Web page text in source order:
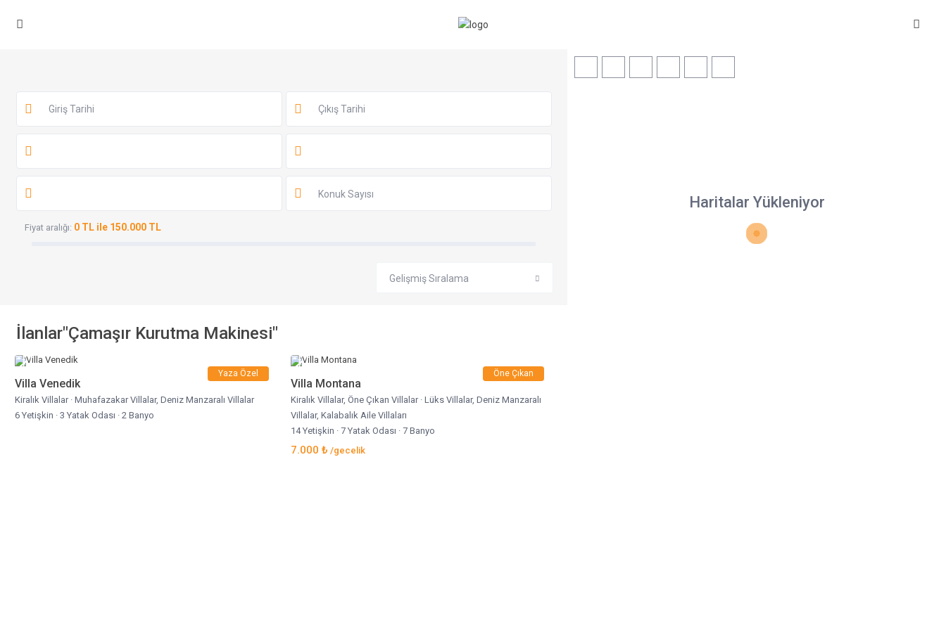
Haritalar Yükleniyor
Konuk Sayısı
Fiyat aralığı: 0 TL ile 150.000 TL
Gelişmiş Sıralama
İlanlar"Çamaşır Kurutma Makinesi"
Yaza Özel
Villa Venedik
Kiralık Villalar · Muhafazakar Villalar, Deniz Manzaralı Villalar
6 Yetişkin · 3 Yatak Odası · 2 Banyo
Öne Çıkan
Villa Montana
Kiralık Villalar, Öne Çıkan Villalar · Lüks Villalar, Deniz Manzaralı
Villalar, Kalabalık Aile Villaları
14 Yetişkin ·7 Yatak Odası ·7 Banyo
7.000 ₺ /gecelik